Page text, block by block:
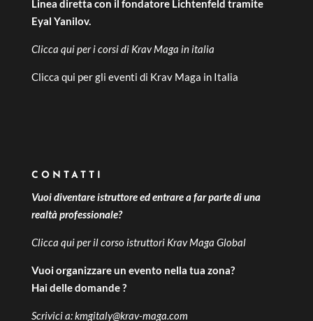
Linea diretta con il fondatore Lichtenfeld tramite
Eyal Yanilov.
Clicca qui per icorsi di Krav Maga in italia
Clicca qui per gli eventi di Krav Maga in Italia
CONTATTI
Vuoi diventare istruttore ed entrare a far parte di una
realtà professionale?
Clicca qui per ilcorso istruttori Krav Maga Global
Vuoi organizzare un evento nella tua zona?
Hai delle domande ?
Scrivici a:kmgitaly@krav-maga.com